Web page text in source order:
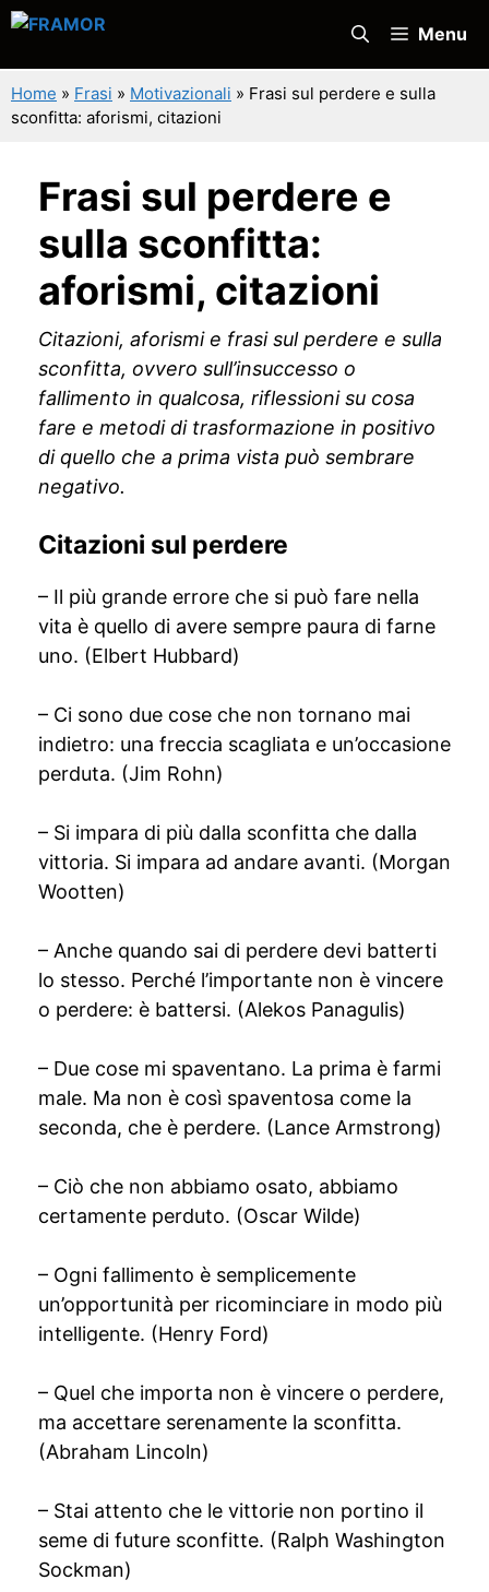
Vai
contenuto
Menu
Home » Frasi » Motivazionali » Frasi sul perdere e sulla
sconfitta: aforismi, citazioni
Frasi sul perdere e
sulla sconfitta:
aforismi, citazioni
Citazioni, aforismi e frasi sul perdere e sulla
sconfitta, ovvero sull’insuccesso o
fallimento in qualcosa, riflessioni su cosa
fare e metodi di trasformazione in positivo
di quello che a prima vista può sembrare
negativo.
Citazioni sul perdere
– Il più grande errore che si può fare nella
vita è quello di avere sempre paura di farne
uno. (Elbert Hubbard)
– Ci sono due cose che non tornano mai
indietro: una freccia scagliata e un’occasione
perduta. (Jim Rohn)
– Si impara di più dalla sconfitta che dalla
vittoria. Si impara ad andare avanti. (Morgan
Wootten)
– Anche quando sai di perdere devi batterti
lo stesso. Perché l’importante non è vincere
o perdere: è battersi. (Alekos Panagulis)
– Due cose mi spaventano. La prima è farmi
male. Ma non è così spaventosa come la
seconda, che è perdere. (Lance Armstrong)
– Ciò che non abbiamo osato, abbiamo
certamente perduto. (Oscar Wilde)
– Ogni fallimento è semplicemente
un’opportunità per ricominciare in modo più
intelligente. (Henry Ford)
– Quel che importa non è vincere o perdere,
ma accettare serenamente la sconfitta.
(Abraham Lincoln)
– Stai attento che le vittorie non portino il
seme di future sconfitte. (Ralph Washington
Sockman)